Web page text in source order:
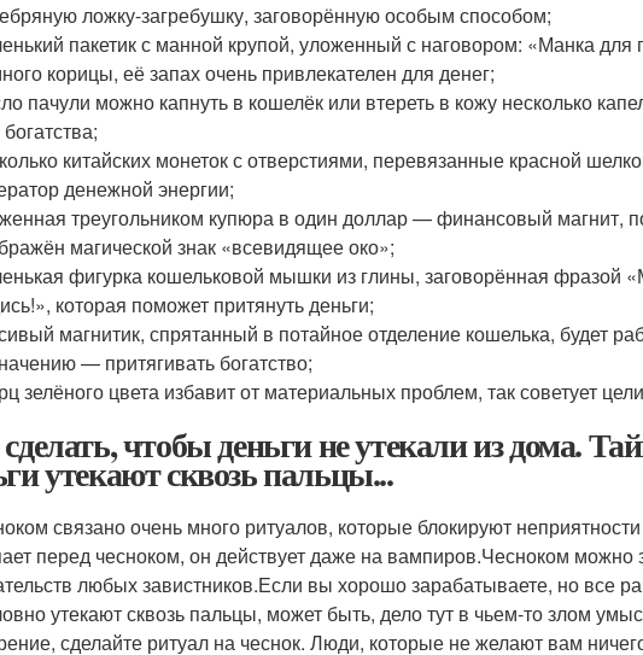
ложку-загребушку, заговорённую особым способом;
пакетик с манной крупой, уложенный с наговором: «Манка для
корицы, её запах очень привлекателен для денег;
пачули можно капнуть в кошелёк или втереть в кожу несколько
китайских монеток с отверстиями, перевязанные красной
денежной энергии;
треугольником купюра в один доллар — финансовый магнит,
магической знак «всевидящее око»;
фигурка кошельковой мышки из глины, заговорённая
которая поможет притянуть деньги;
магнитик, спрятанный в потайное отделение кошелька, будет
— притягивать богатство;
зелёного цвета избавит от материальных проблем, так советует
чтобы деньги не утекали из дома.
утекают сквозь пальцы...
связано очень много ритуалов, которые блокируют
перед чесноком, он действует даже на вампиров.Чесноком можно
любых завистников.Если вы хорошо зарабатываете, но все
утекают сквозь пальцы, может быть, дело тут в чьем-то злом
сделайте ритуал на чеснок. Люди, которые не желают вам